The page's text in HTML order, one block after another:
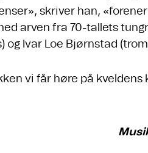
skriver han,
arven fra 70-tallets
og Ivar Loe Bjørnstad
vi får høre på kveldens